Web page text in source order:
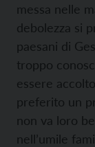
messa nelle
debolezza si
paesani di
troppo
essere
preferito un
non va loro
nell’umile